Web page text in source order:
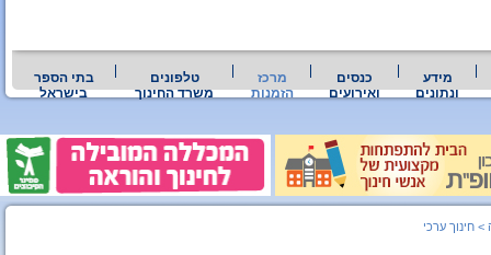
מידע
ונתונים
כנסים
ואירועים
מרכז
הזמנות
טלפונים
משרד החינוך
בתי הספר
בישראל
> חינוך ערכי